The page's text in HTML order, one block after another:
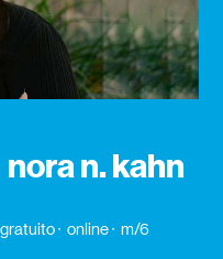
n. kahn
gratuito online m/6